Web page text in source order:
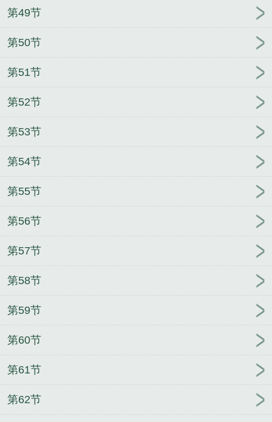
第49节
第50节
第51节
第52节
第53节
第54节
第55节
第56节
第57节
第58节
第59节
第60节
第61节
第62节